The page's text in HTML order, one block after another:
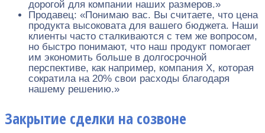
дорогой для компании наших размеров.»
Продавец: «Понимаю вас. Вы считаете, что цена
продукта высоковата для вашего бюджета. Наши
клиенты часто сталкиваются с тем же вопросом,
но быстро понимают, что наш продукт помогает
им экономить больше в долгосрочной
перспективе, как например, компания X, которая
сократила на 20% свои расходы благодаря
нашему решению.»
Закрытие сделки на созвоне